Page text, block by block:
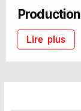
Production
Lire plus